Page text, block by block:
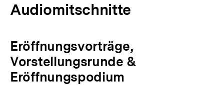
Audiomitschnitte
Eröffnungsvorträge,
Vorstellungsrunde &
Eröffnungspodium